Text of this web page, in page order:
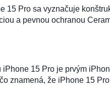
15 Pro sa vyznačuje
a pevnou ochranou
iPhone 15 Pro je prvým
znamená, že iPhone 15